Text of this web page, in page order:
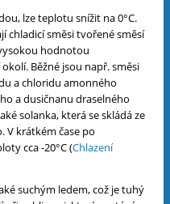
lze teplotu snížit na 0°C.
chladicí směsi tvořené směsí
hodnotou
Běžné jsou např. směsi
a chloridu amonného
a dusičnanu draselného
solanka, která se skládá ze
V krátkém čase po
cca -20°C (Chlazení
suchým ledem, což je tuhý